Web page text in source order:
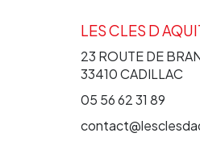
LES CLES D
23 ROUTE DE
33410CADILLAC
05 56 62 31 89